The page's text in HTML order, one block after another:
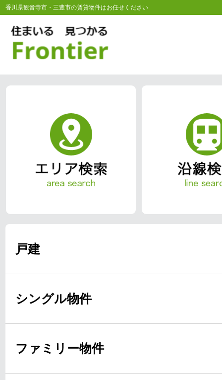
香川県観音寺市・三豊市の賃貸物件はお任せください
戸建
シングル物件
ファミリー物件